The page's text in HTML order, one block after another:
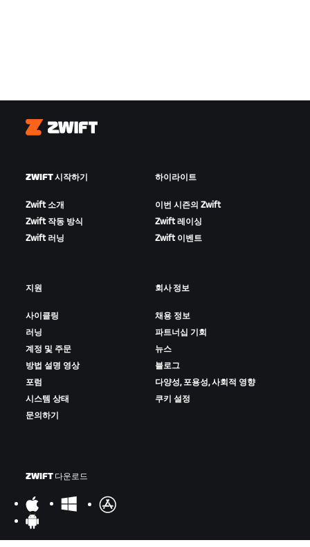
Zwift
ZWIFT 시작하기
Zwift 소개
Zwift 작동 방식
Zwift 러닝
하이라이트
이번 시즌의 Zwift
Zwift 레이싱
Zwift 이벤트
지원
사이클링
러닝
계정 및 주문
방법 설명 영상
포럼
시스템 상태
문의하기
회사 정보
채용 정보
파트너십 기회
뉴스
블로그
다양성, 포용성, 사회적 영향
쿠키 설정
ZWIFT 다운로드